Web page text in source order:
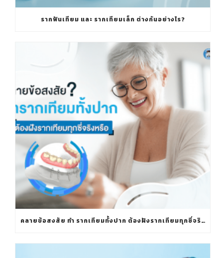
รากฟันเทียม และ รากเทียมเล็ก ต่างกันอย่างไร?
คลายข้อสงสัย ทำ รากเทียมทั้งปาก ต้องฝังรากเทียมทุกซี่จริงหรือ?